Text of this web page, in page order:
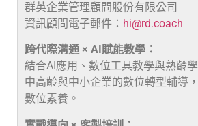
群英企業管理顧問股份有限公司
資訊顧問電子郵件： hi@rd.coach
跨代際溝通 × AI賦能教學：
結合AI應用、數位工具教學與熟齡
中高齡與中小企業的數位轉型輔導
數位素養。